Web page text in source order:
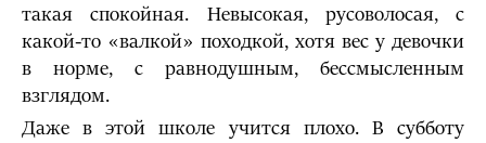
такая спокойная. Невысокая, русоволосая, с
какой-то «валкой» походкой, хотя вес у девочки
в норме, с равнодушным, бессмысленным
взглядом.
Даже в этой школе учится плохо. В субботу